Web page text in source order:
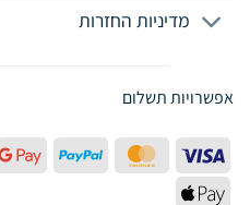
מדיניות החזרות
אפשרויות תשלום
Visa
MasterCard
PayPal
Apple